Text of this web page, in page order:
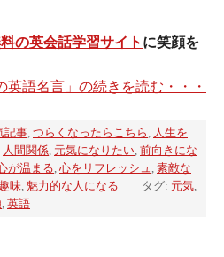
の英会話学習サイト に笑顔を
英語名言」の続きを読む・・・
記事 つらくなったらこちら
人生を
人間関係 元気になりたい 前向きにな
が温まる 心をリフレッシュ
素敵な
趣味 魅力的な人になる タグ: 元気
英語